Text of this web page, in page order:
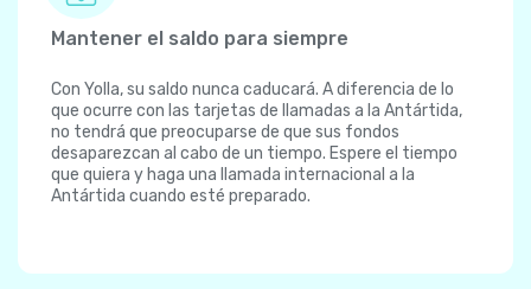
Mantener el saldo para siempre
Con Yolla, su saldo nunca caducará. A diferencia de lo
que ocurre con las tarjetas de llamadas a la Antártida,
no tendrá que preocuparse de que sus fondos
desaparezcan al cabo de un tiempo. Espere el tiempo
que quiera y haga una llamada internacional a la
Antártida cuando esté preparado.